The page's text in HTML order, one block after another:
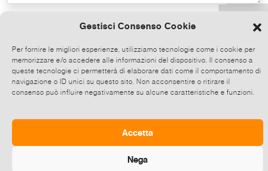
Gestisci Consenso Cookie
Per fornire le migliori esperienze, utilizziamo tecnologie come i cookie per
memorizzare e/o accedere alle informazioni del dispositivo. Il consenso a
queste tecnologie ci permetterà di elaborare dati come il comportamento di
navigazione o ID unici su questo sito. Non acconsentire o ritirare il
consenso può influire negativamente su alcune caratteristiche e funzioni.
Accetta
Nega
Copy the text
Share on Whatsapp, click and then
choose up to 5 contacts at a time to share
this event.
Send